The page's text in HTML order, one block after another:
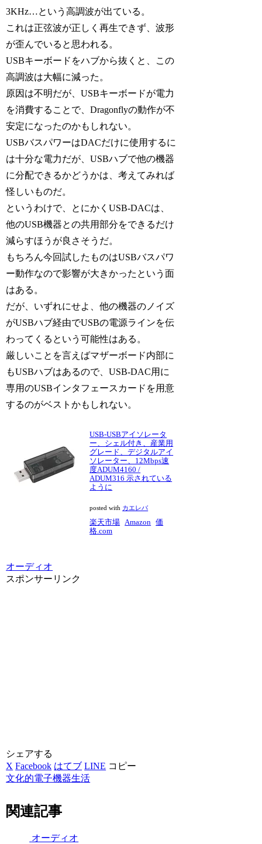
3KHz…という高調波が出ている。
これは正弦波が正しく再生できず、波形
が歪んでいると思われる。
USBキーボードをハブから抜くと、この
高調波は大幅に減った。
原因は不明だが、USBキーボードが電力
を消費することで、Dragonflyの動作が不
安定になったのかもしれない。
USBバスパワーはDACだけに使用するに
は十分な電力だが、USBハブで他の機器
に分配できるかどうかは、考えてみれば
怪しいものだ。
というわけで、とにかくUSB-DACは、
他のUSB機器との共用部分をできるだけ
減らすほうが良さそうだ。
もちろん今回試したものはUSBバスパワ
ー動作なので影響が大きかったという面
はある。
だが、いずれにせよ、他の機器のノイズ
がUSBハブ経由でUSBの電源ラインを伝
わってくるという可能性はある。
厳しいことを言えばマザーボード内部に
もUSBハブはあるので、USB-DAC用に
専用のUSBインタフェースカードを用意
するのがベストかもしれない。
USB-USBアイソレータ
ー、シェル付き、産業用
グレード、デジタルアイ
ソレーター、12Mbps速
度ADUM4160 /
ADUM316 示されている
ように
posted with カエレバ
楽天市場 Amazon 価
格.com
オーディオ
スポンサーリンク
シェアする
X Facebook はてブ LINE コピー
文化的電子機器生活
関連記事
オーディオ